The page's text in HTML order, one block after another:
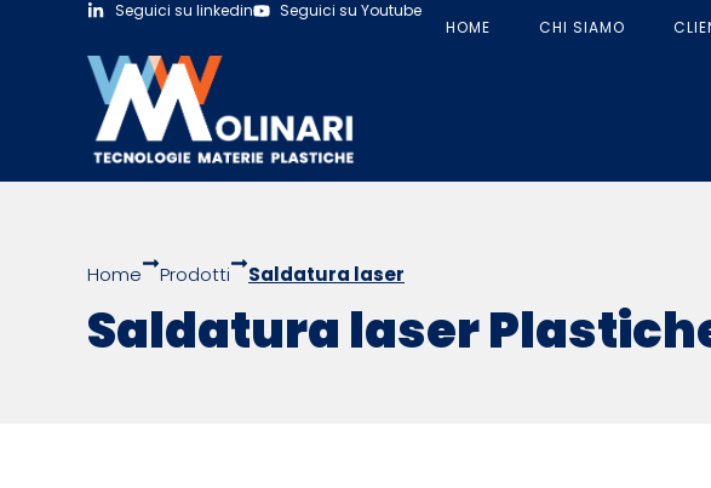
Seguici su linkedin
Seguici su Youtube
HOME
CHI SIAMO
Home Prodotti Saldatura laser
Saldatura laser